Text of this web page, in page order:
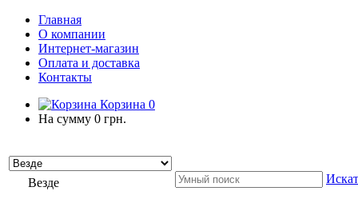
Главная
О компании
Интернет-магазин
Оплата и доставка
Контакты
Корзина 0
На сумму 0 грн.
Везде